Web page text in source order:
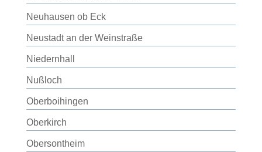
Neuhausen ob Eck
Neustadt an der Weinstraße
Niedernhall
Nußloch
Oberboihingen
Oberkirch
Obersontheim